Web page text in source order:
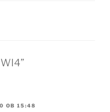
OB 15:48